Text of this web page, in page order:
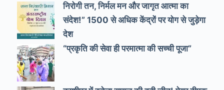
निरोगी तन, निर्मल मन और जागृत आत्मा का
संदेश!” 1500 से अधिक केंद्रों पर योग से जुड़ेगा
देश
“प्रकृति की सेवा ही परमात्मा की सच्ची पूजा”